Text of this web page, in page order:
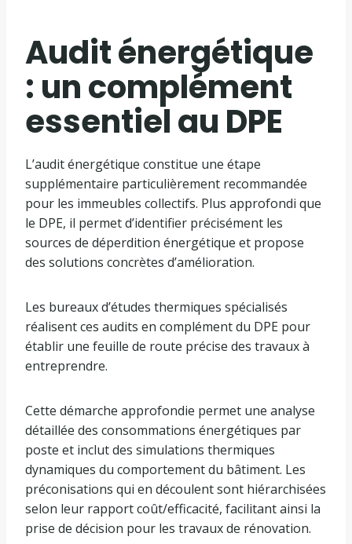
Audit énergétique
: un complément
essentiel au DPE
L’audit énergétique constitue une étape
supplémentaire particulièrement recommandée
pour les immeubles collectifs. Plus approfondi que
le DPE, il permet d’identifier précisément les
sources de déperdition énergétique et propose
des solutions concrètes d’amélioration.
Les bureaux d’études thermiques spécialisés
réalisent ces audits en complément du DPE pour
établir une feuille de route précise des travaux à
entreprendre.
Cette démarche approfondie permet une analyse
détaillée des consommations énergétiques par
poste et inclut des simulations thermiques
dynamiques du comportement du bâtiment. Les
préconisations qui en découlent sont hiérarchisées
selon leur rapport coût/efficacité, facilitant ainsi la
prise de décision pour les travaux de rénovation.